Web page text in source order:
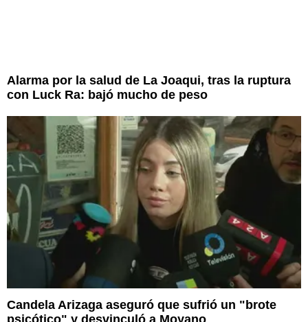
Alarma por la salud de La Joaqui, tras la ruptura
con Luck Ra: bajó mucho de peso
Candela Arizaga aseguró que sufrió un "brote